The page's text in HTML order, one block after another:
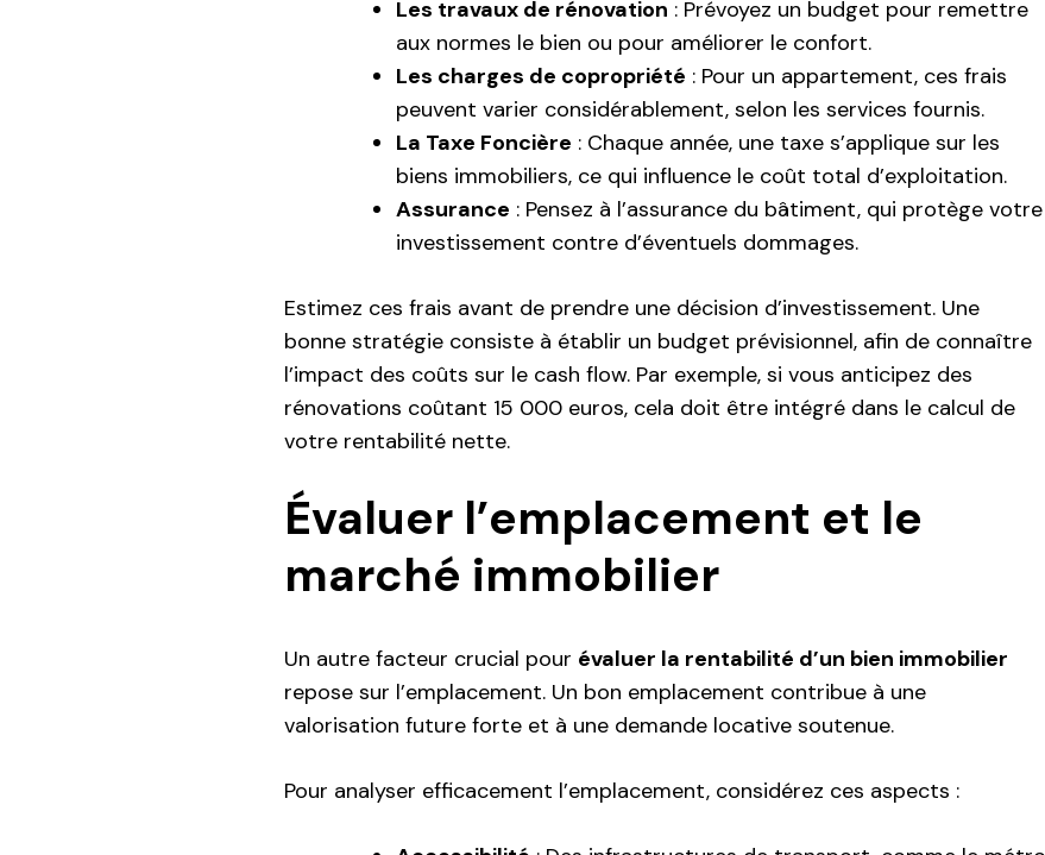
Les travaux de rénovation : Prévoyez un budget pour remettre
aux normes le bien ou pour améliorer le confort.
Les charges de copropriété : Pour un appartement, ces frais
peuvent varier considérablement, selon les services fournis.
La Taxe Foncière : Chaque année, une taxe s’applique sur les
biens immobiliers, ce qui influence le coût total d’exploitation.
Assurance : Pensez à l’assurance du bâtiment, qui protège votre
investissement contre d’éventuels dommages.
Estimez ces frais avant de prendre une décision d’investissement. Une
bonne stratégie consiste à établir un budget prévisionnel, afin de connaître
l’impact des coûts sur le cash flow. Par exemple, si vous anticipez des
rénovations coûtant 15 000 euros, cela doit être intégré dans le calcul de
votre rentabilité nette.
Évaluer l’emplacement et le
marché immobilier
Un autre facteur crucial pour évaluer la rentabilité d’un bien immobilier
repose sur l’emplacement. Un bon emplacement contribue à une
valorisation future forte et à une demande locative soutenue.
Pour analyser efficacement l’emplacement, considérez ces aspects :